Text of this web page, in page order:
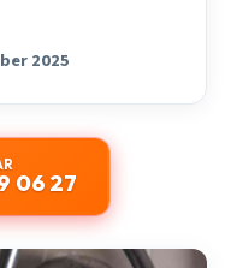
2025
06 27